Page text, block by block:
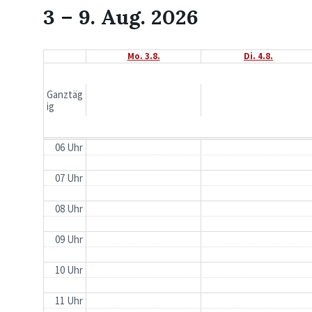
3 – 9. Aug. 2026
Mo. 3.8. Di. 4.8.
Ganztäg
ig
02 Uhr
06 Uhr
07 Uhr
08 Uhr
09 Uhr
10 Uhr
11 Uhr